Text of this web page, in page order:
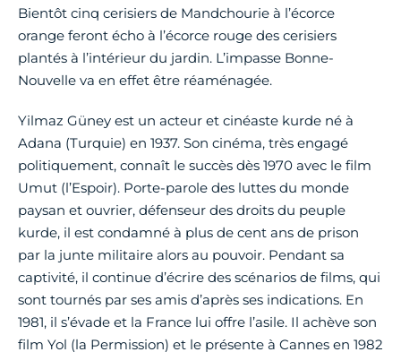
Bientôt cinq cerisiers de Mandchourie à l’écorce
orange feront écho à l’écorce rouge des cerisiers
plantés à l’intérieur du jardin. L’impasse Bonne-
Nouvelle va en effet être réaménagée.
Yilmaz Güney est un acteur et cinéaste kurde né à
Adana (Turquie) en 1937. Son cinéma, très engagé
politiquement, connaît le succès dès 1970 avec le film
Umut (l’Espoir). Porte-parole des luttes du monde
paysan et ouvrier, défenseur des droits du peuple
kurde, il est condamné à plus de cent ans de prison
par la junte militaire alors au pouvoir. Pendant sa
captivité, il continue d’écrire des scénarios de films, qui
sont tournés par ses amis d’après ses indications. En
1981, il s’évade et la France lui offre l’asile. Il achève son
film Yol (la Permission) et le présente à Cannes en 1982